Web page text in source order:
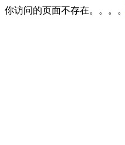
你访问的页面不存在。。。。